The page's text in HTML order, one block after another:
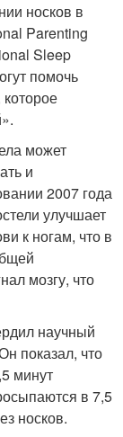
носков в
Parenting
Sleep
помочь
может
и
2007 года
улучшает
к ногам, что в
мозгу, что
научный
показал, что
минут
в 7,5
носков.